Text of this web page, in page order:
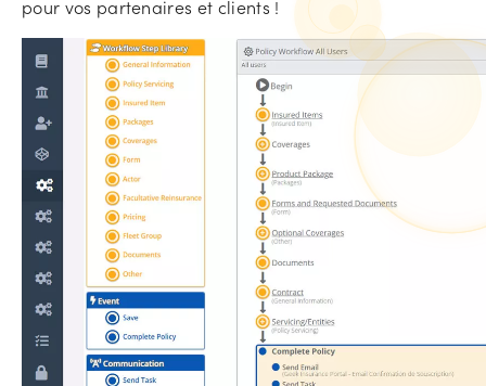
pour vos partenaires et clients !